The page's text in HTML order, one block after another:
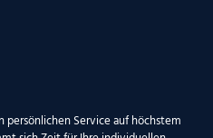
persönlichen Service auf höchstem